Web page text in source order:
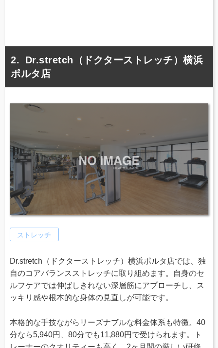
Dr.stretch（ドクターストレッチ）横浜
ポルタ店
ストレッチ
Dr.stretch（ドクターストレッチ）横浜ポルタ店では、独
自のコアバランスストレッチに取り組めます。自身のセ
ルフケアでは伸ばしきれない深層筋にアプローチし、ス
ッキリ感や根本的な身体の見直しが可能です。
本格的な手技ながらリーズナブルな料金体系も特徴。40
分なら5,940円、80分でも11,880円で受けられます。ト